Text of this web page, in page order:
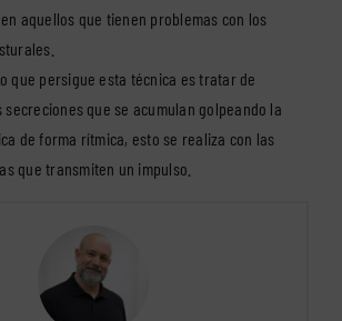
aquellos que tienen problemas con los
que persigue esta técnica es tratar de
secreciones que se acumulan golpeando la
de forma rítmica, esto se realiza con las
que transmiten un impulso.